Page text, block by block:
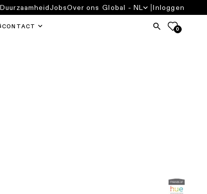
CONTACT 0
DuurzaamheidJobsOver ons Global - NL Inloggen